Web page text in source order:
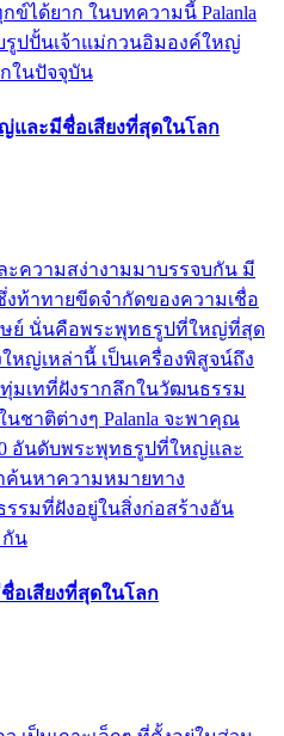
ข์ได้ยาก ในบทความนี้ Palanla
รูปปั้นเจ้าแม่กวนอิมองค์ใหญ่
ในปัจจุบัน
และมีชื่อเสียงที่สุดในโลก
ความสง่างามมาบรรจบกัน มี
ท้าทายขีดจำกัดของความเชื่อ
ษย์ นั่นคือพระพุทธรูปที่ใหญ่ที่สุด
หญ่เหล่านี้ เป็นเครื่องพิสูจน์ถึง
มเทที่ฝังรากลึกในวัฒนธรรม
าติต่างๆ Palanla จะพาคุณ
อันดับพระพุทธรูปที่ใหญ่และ
ค้นหาความหมายทาง
รมที่ฝังอยู่ในสิ่งก่อสร้างอัน
กัน
อเสียงที่สุดในโลก